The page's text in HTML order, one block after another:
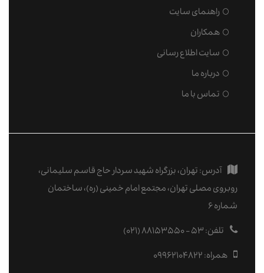
راهنمای سایت
همکاران
سایت اطلاع رسانی
درباره ما
تماس با ما
آدرس:تهران، بزرگراه شهید سردار حاج قاسم سلیمانی،
روبروی مصلی تهران، مجتمع امام خمینی (ره)، ساختمان
شماره ۶
تلفن:۵۳ - ۸۸۱۵۳۵۵۰ (۰۲۱)
همراه:09962104822